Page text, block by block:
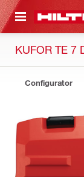
HLAVNÝ OBSAH
KUFOR TE 7
Configurator